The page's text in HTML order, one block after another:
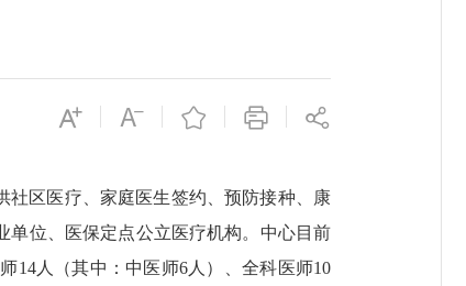
社区医疗、家庭医生签约、预防接种、康
位、医保定点公立医疗机构。 中心目前
14人（其中：中医师6人）、全科医师10